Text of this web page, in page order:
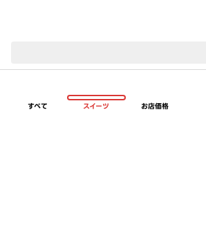
すべて スイーツ お店価格